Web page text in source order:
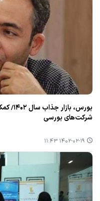
بورس،
شركت‌های بورسی
۱۴۰۲-۰۲-۱۹ ۱۱:۴۳